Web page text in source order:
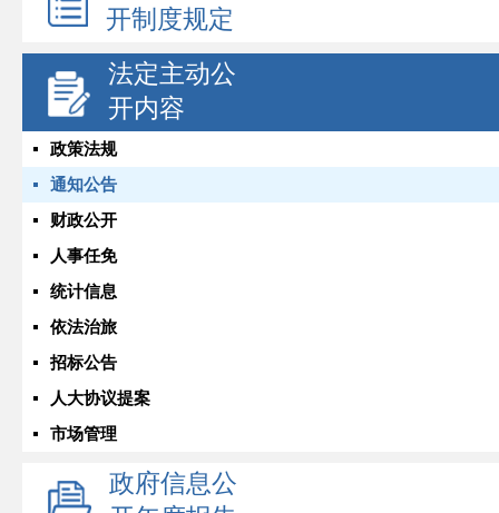
开制度规定
法定主动公
开内容
政策法规
通知公告
财政公开
人事任免
统计信息
依法治旅
招标公告
人大协议提案
市场管理
政府信息公